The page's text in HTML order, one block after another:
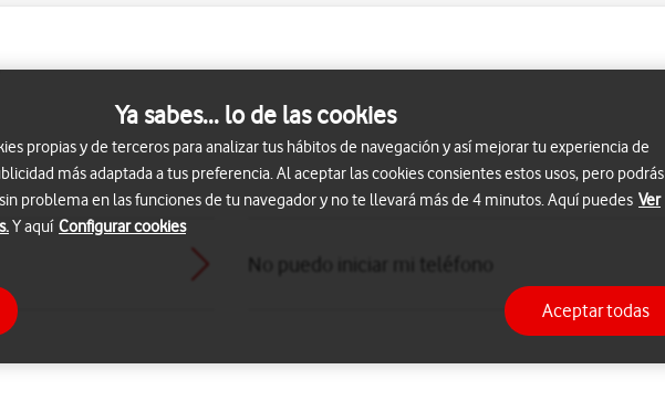
No puedo iniciar mi teléfono
Ya sabes... lo de las cookies
propias y de terceros para analizar tus hábitos de navegación y así mejorar tu experiencia de
más adaptada a tus preferencia. Al aceptar las cookies consientes estos usos, pero podrás
problema en las funciones de tu navegador y no te llevará más de 4 minutos. Aquí puedes Ver
Y aquí Configurar cookies
Aceptar todas